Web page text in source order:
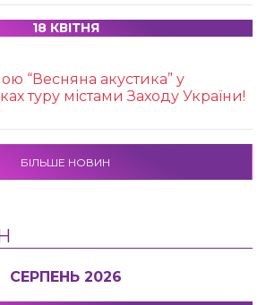
18 КВІТНЯ
“Весняна акустика” у
туру містами Заходу України!
БІЛЬШЕ НОВИН
СЕРПЕНЬ 2026